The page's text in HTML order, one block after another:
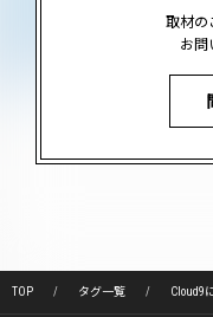
取材の
お問
TOP タグ一覧 Cloud9